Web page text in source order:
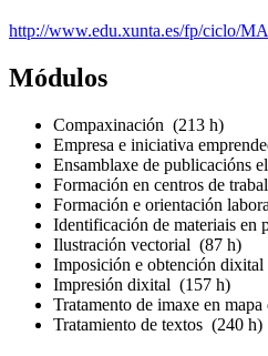
http://www.edu.xunta.es/fp/ciclo/
Módulos
Compaxinación (213 h)
Empresa e iniciativa
Ensamblaxe de publicacións
Formación en centros de
Formación e orientación
Identificación de materiais en
Ilustración vectorial (87 h)
Imposición e obtención
Impresión dixital (157 h)
Tratamento de imaxe en
Tratamiento de textos (240 h)